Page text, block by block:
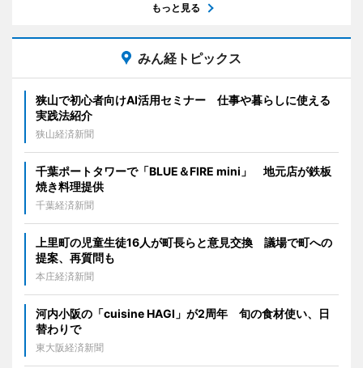
もっと見る
みん経トピックス
狭山で初心者向けAI活用セミナー 仕事や暮らしに使える
実践法紹介
狭山経済新聞
千葉ポートタワーで「BLUE＆FIRE mini」 地元店が鉄板
焼き料理提供
千葉経済新聞
上里町の児童生徒16人が町長らと意見交換 議場で町への
提案、再質問も
本庄経済新聞
河内小阪の「cuisine HAGI」が2周年 旬の食材使い、日
替わりで
東大阪経済新聞